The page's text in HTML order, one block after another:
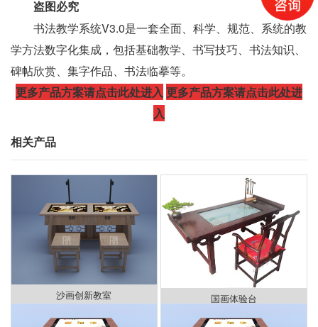
盗图必究
书法教学系统V3.0是一套全面、科学、规范、系统的教
学方法数字化集成，包括基础教学、书写技巧、书法知识、
碑帖欣赏、集字作品、书法临摹等。
更多产品方案请点击此处进入 更多产品方案请点击此处进
入
相关产品
沙画创新教室 国画体验台